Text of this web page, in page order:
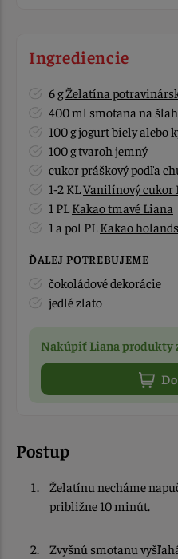
Ingrediencie
6 gŽelatína
400 ml smotana na
100 g jogurt biely alebo
100 g tvaroh jemný
cukor práškový podľa
1-2 KLVanilínový cukor
1 PL Kakao tmavé Liana
1 a pol PL Kakao
ĎALEJ POTREBUJEME
čokoládové dekorácie
jedlé zlato
Nakúpiť Liana produkty
Postup
Želatínu necháme
približne 10 minút.
Zvyšnú smotanu